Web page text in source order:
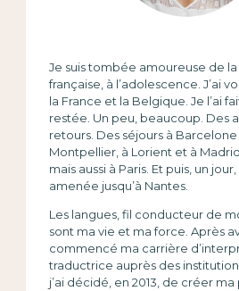
Je suis tombée amoureuse de
française, à l’adolescence. J’ai
la France et la Belgique. Je l’ai
restée. Un peu, beaucoup. Des
retours. Des séjours à Barcelone
Montpellier, à Lorient et à
mais aussi à Paris. Et puis, un jour,
amenée jusqu’à Nantes.
Les langues, fil conducteur de
sont ma vie et ma force. Après
commencé ma carrière
traductrice auprès des
j’ai décidé, en 2013, de créer